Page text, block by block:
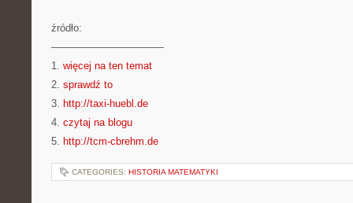
źródło:
———————————
1. więcej na ten temat
2. sprawdź to
3. http://taxi-huebl.de
4. czytaj na blogu
5. http://tcm-cbrehm.de
CATEGORIES: HISTORIA MATEMATYKI